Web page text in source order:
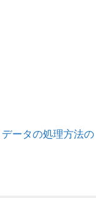
ータの処理方法の